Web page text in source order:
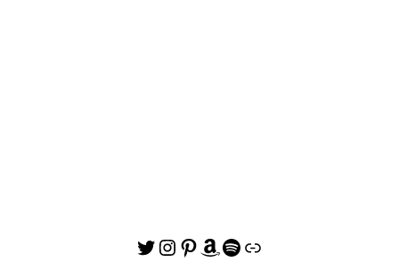
Twitter
Instagram
Pinterest
Amazon
Spotify
リンク